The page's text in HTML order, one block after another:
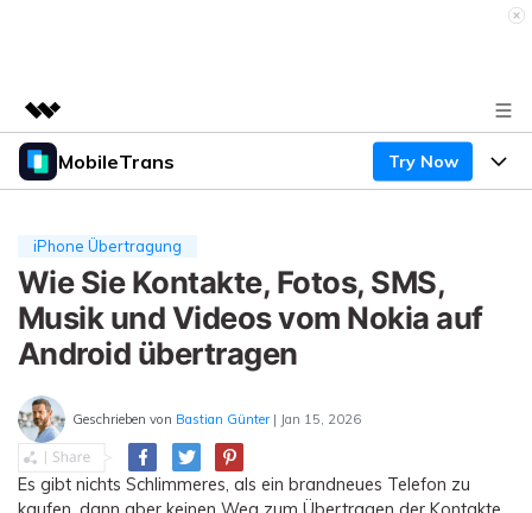
Top-Produkte
Dienstprogramme
Überblick
Lösungen
Über uns
Presseraum
Shop
Support
MobileTrans Try Now
Desktop
Mobile
Funktionen
Funktionen
Ressourcen
Handydatenübertragung
Handy-Backup & Wiederherstellung
WhatsApp Manager
Preise
Preise für Windows
Preise für Mac
Lernen & Unterstützung
iPhone Übertragung
Wie Sie Kontakte, Fotos, SMS,
Musik und Videos vom Nokia auf
Android übertragen
Geschrieben von Bastian Günter | Jan 15, 2026
Es gibt nichts Schlimmeres, als ein brandneues Telefon zu